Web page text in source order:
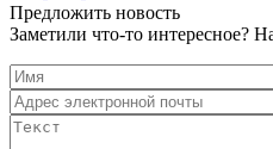
Предложить новость
Заметили что-то интересное?